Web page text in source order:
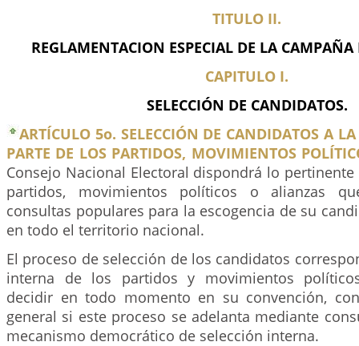
TITULO II.
REGLAMENTACION ESPECIAL DE LA CAMPAÑA
CAPITULO I.
SELECCIÓN DE CANDIDATOS.
ARTÍCULO 5o. SELECCIÓN DE CANDIDATOS A
PARTE DE LOS PARTIDOS, MOVIMIENTOS
Consejo Nacional Electoral dispondrá lo
partidos, movimientos políticos o alianzas
consultas populares para la escogencia de su
en todo el territorio nacional.
El proceso de selección de los candidatos
interna de los partidos y movimientos
decidir en todo momento en su convención,
general si este proceso se adelanta mediante
mecanismo democrático de selección interna.